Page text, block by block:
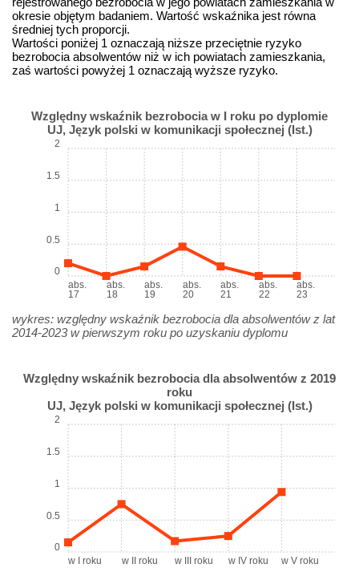
okresie objętym badaniem. Wartość wskaźnika jest równa
średniej tych proporcji.
Wartości poniżej 1 oznaczają niższe przeciętnie ryzyko
bezrobocia absolwentów niż w ich powiatach zamieszkania,
zaś wartości powyżej 1 oznaczają wyższe ryzyko.
Względny wskaźnik bezrobocia w I roku po dyplomie
UJ, Język polski w komunikacji społecznej (Ist.)
abs.
17
abs.
18
abs.
19
abs.
20
abs.
21
abs.
22
abs.
23
0
0.5
1
1.5
2
wykres: względny wskaźnik bezrobocia dla absolwentów z lat
2014-2023 w pierwszym roku po uzyskaniu dyplomu
Względny wskaźnik bezrobocia dla absolwentów z 2019
roku
UJ, Język polski w komunikacji społecznej (Ist.)
w I roku w II roku w III roku w IV roku w V roku
0
0.5
1
1.5
2